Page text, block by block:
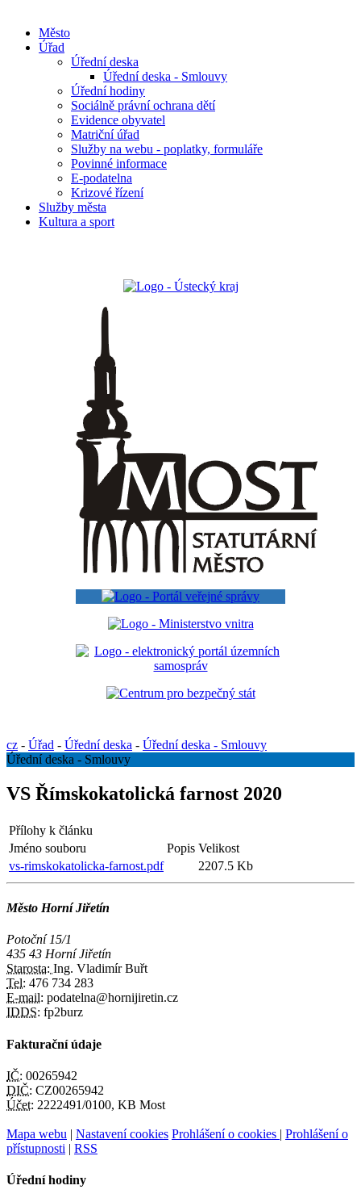
Město
Úřad
Úřední deska
Úřední deska - Smlouvy
Úřední hodiny
Sociálně právní ochrana dětí
Evidence obyvatel
Matriční úřad
Služby na webu - poplatky, formuláře
Povinné informace
E-podatelna
Krizové řízení
Služby města
Kultura a sport
cz - Úřad - Úřední deska - Úřední deska - Smlouvy
Úřední deska - Smlouvy
VS Římskokatolická farnost 2020
Přílohy k článku
Jméno souboru
Popis Velikost
vs-rimskokatolicka-farnost.pdf
2207.5 Kb
Město Horní Jiřetín
Potoční 15/1
435 43 Horní Jiřetín
Starosta: Ing. Vladimír Buřt
Tel: 476 734 283
E-mail: podatelna@hornijiretin.cz
IDDS: fp2burz
Fakturační údaje
IČ: 00265942
DIČ: CZ00265942
Účet: 2222491/0100, KB Most
Mapa webu | Nastavení cookies Prohlášení o cookies | Prohlášení o
přístupnosti | RSS
Úřední hodiny